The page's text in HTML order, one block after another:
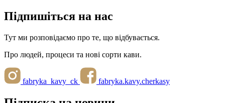
Підпишіться на нас
Тут ми розповідаємо про те, що відбувається.
Про людей, процеси та нові сорти кави.
fabryka_kavy_ck fabryka.kavy.cherkasy